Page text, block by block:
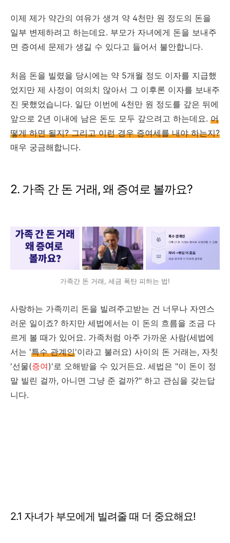
이제 제가 약간의 여유가 생겨 약 4천만 원 정도의 돈을
일부 변제하려고 하는데요. 부모가 자녀에게 돈을 보내주
면 증여세 문제가 생길 수 있다고 들어서 불안합니다.
처음 돈을 빌렸을 당시에는 약 5개월 정도 이자를 지급했
었지만 제 사정이 여의치 않아서 그 이후론 이자를 보내주
진 못했었습니다. 일단 이번에 4천만 원 정도를 갚은 뒤에
앞으로 2년 이내에 남은 돈도 모두 갚으려고 하는데요. 어
떻게 하면 될지? 그리고 이런 경우 증여세를 내야 하는지?
매우 궁금해합니다.
2. 가족 간 돈 거래, 왜 증여로 볼까요?
가족간 돈 거래, 세금 폭탄 피하는 법!
사랑하는 가족끼리 돈을 빌려주고받는 건 너무나 자연스
러운 일이죠? 하지만 세법에서는 이 돈의 흐름을 조금 다
르게 볼 때가 있어요. 가족처럼 아주 가까운 사람(세법에
서는 '특수 관계인'이라고 불러요) 사이의 돈 거래는, 자칫
'선물(증여)'로 오해받을 수 있거든요. 세법은 "이 돈이 정
말 빌린 걸까, 아니면 그냥 준 걸까?" 하고 관심을 갖는답
니다.
2.1 자녀가 부모에게 빌려줄 때 더 중요해요!